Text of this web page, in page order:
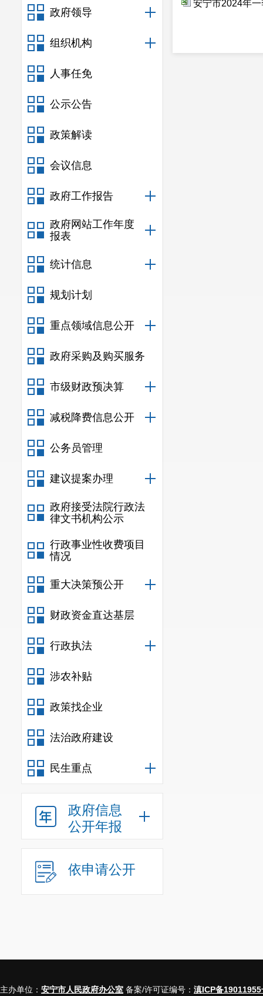
政府领导
组织机构
人事任免
公示公告
政策解读
会议信息
政府工作报告
政府网站工作年度
报表
统计信息
规划计划
重点领域信息公开
政府采购及购买服务
市级财政预决算
减税降费信息公开
公务员管理
建议提案办理
政府接受法院行政法
律文书机构公示
行政事业性收费项目
情况
重大决策预公开
财政资金直达基层
行政执法
涉农补贴
政策找企业
法治政府建设
民生重点
政府信息
公开年报
依申请公开
安宁市2024年
主办单位： 安宁市人民政府办公室 备案/许可证编号： 滇ICP备